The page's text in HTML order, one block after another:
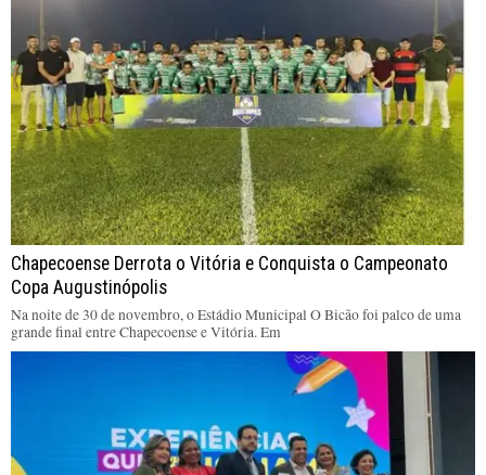
Chapecoense Derrota o Vitória e Conquista o Campeonato
Copa Augustinópolis
Na noite de 30 de novembro, o Estádio Municipal O Bicão foi palco de uma
grande final entre Chapecoense e Vitória. Em